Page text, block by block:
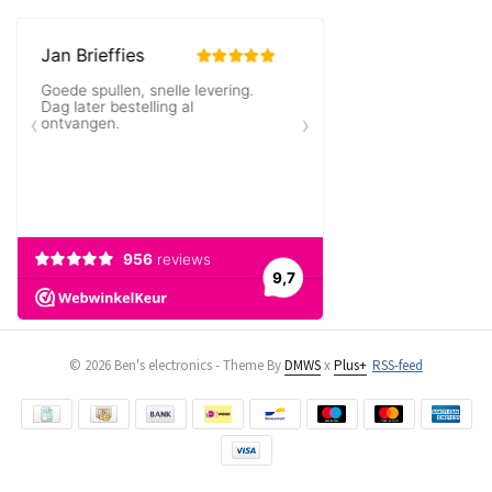
© 2026 Ben's electronics - Theme ByDMWSxPlus+ RSS-feed